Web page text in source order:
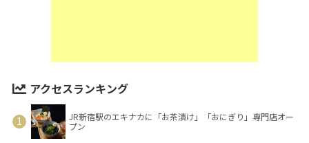
アクセスランキング
JR新宿駅のエキナカに「お茶漬け」「おにぎり」専門店オー
プン